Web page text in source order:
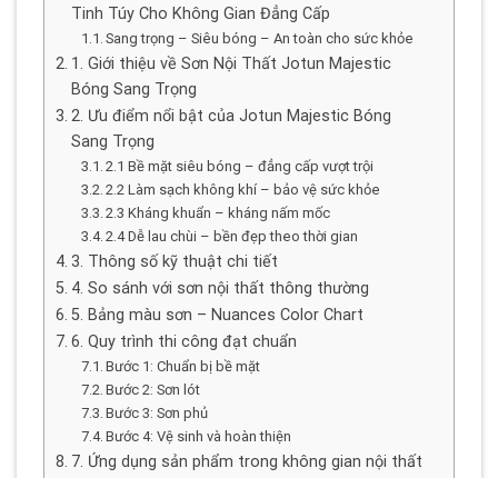
Tinh Túy Cho Không Gian Đẳng Cấp
Sang trọng – Siêu bóng – An toàn cho sức khỏe
1. Giới thiệu về Sơn Nội Thất Jotun Majestic
Bóng Sang Trọng
2. Ưu điểm nổi bật của Jotun Majestic Bóng
Sang Trọng
2.1 Bề mặt siêu bóng – đẳng cấp vượt trội
2.2 Làm sạch không khí – bảo vệ sức khỏe
2.3 Kháng khuẩn – kháng nấm mốc
2.4 Dễ lau chùi – bền đẹp theo thời gian
3. Thông số kỹ thuật chi tiết
4. So sánh với sơn nội thất thông thường
5. Bảng màu sơn – Nuances Color Chart
6. Quy trình thi công đạt chuẩn
Bước 1: Chuẩn bị bề mặt
Bước 2: Sơn lót
Bước 3: Sơn phủ
Bước 4: Vệ sinh và hoàn thiện
7. Ứng dụng sản phẩm trong không gian nội thất